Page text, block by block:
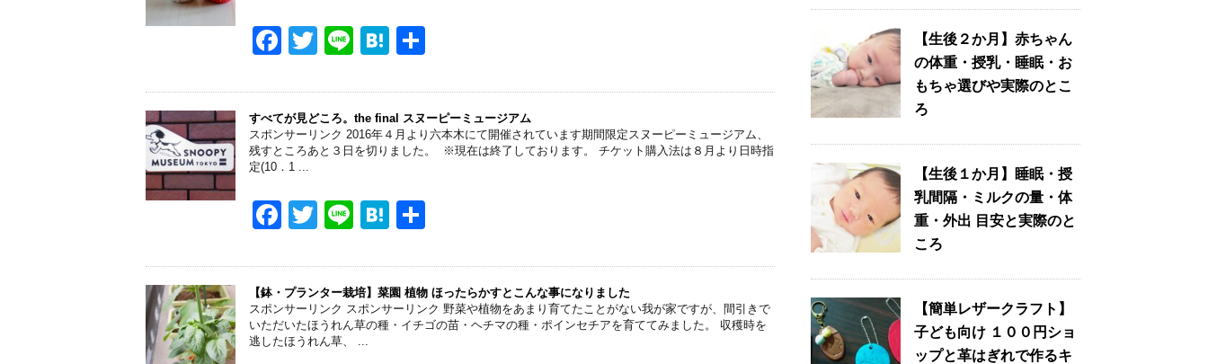
oF
c
e
b
o
T
tt
er
Li
e
H
e
n
a
すべてが見どころ。the final スヌーピーミュージアム
スポンサーリンク 2016年４月より六本木にて開催されています期間限定スヌーピーミュージアム、
残すところあと３日を切りました。 ※現在は終了しております。 チケット購入法は８月より日時指
定(10．1 ...
F
c
e
b
T
tt
er
Li
e
H
e
n
a
【鉢・プランター栽培】菜園 植物 ほったらかすとこんな事になりました
スポンサーリンク スポンサーリンク 野菜や植物をあまり育てたことがない我が家ですが、間引きで
いただいたほうれん草の種・イチゴの苗・ヘチマの種・ポインセチアを育ててみました。 収穫時を
逃したほうれん草、 ...
【生後２か月】赤ちゃん
の体重・授乳・睡眠・お
もちゃ選びや実際のとこ
ろ
【生後１か月】睡眠・授
乳間隔・ミルクの量・体
重・外出 目安と実際のと
ころ
【簡単レザークラフト】
子ども向け １００円ショ
ップと革はぎれで作るキ